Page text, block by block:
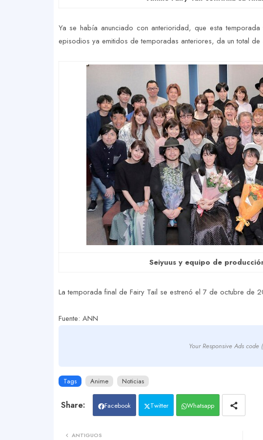
Ya se había anunciado con anterioridad, que esta
episodios ya emitidos de temporadas anteriores, da un total
Seiyuus y equipo de
La temporada final de Fairy Tail se estrenó el 7 de octubre de
Fuente: ANN
Your Responsive Ads code
Tags Anime Noticias
Facebook Twitter Whatsapp
ANTIGUOS